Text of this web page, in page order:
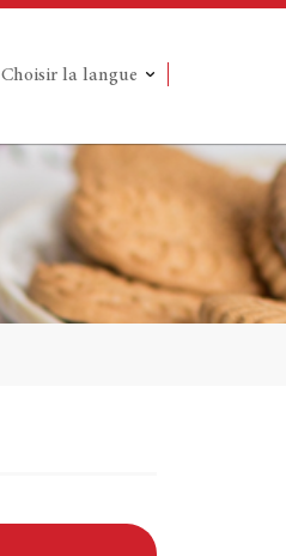
Choisir la langue